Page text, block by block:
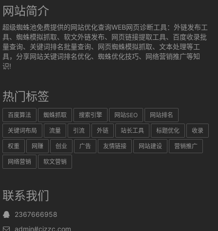
网站简介
超级蜘蛛池免费提供的网站优化查询WEB网页诊断工具：外链发布工
具、蜘蛛模拟抓取、软文外链发布、网页链接提取工具、百度收录批
量查询、关键词排名批量查询、网页蜘蛛模拟抓取、文本处理等工
具，分享网站关键词排名优化、蜘蛛优化技巧、网络营销推广等知
识!
热门标签
百度算法 蜘蛛抓取 搜索引擎 网站SEO 网站排名
关键词布局 流量 引流 外链 站长工具 标题优化 收录
权重 网赚 创业 广告 友情链接 网站建设 营销推广
网络营销 软文营销
联系我们
2367666958
admin#cjzzc.com